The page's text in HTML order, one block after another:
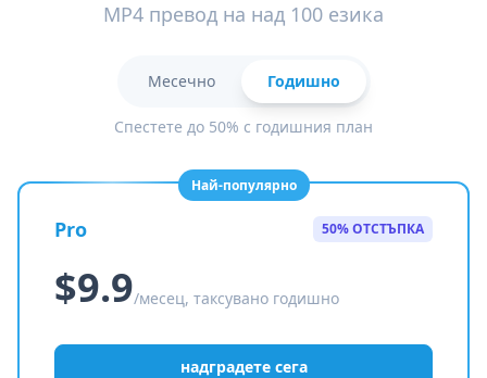
MP4 превод на над 100 езика
Месечно Годишно
Спестете до 50% с годишния план
Най-популярно
Pro 50% ОТСТЪПКА
$9.9/месец, таксувано годишно
надградете сега